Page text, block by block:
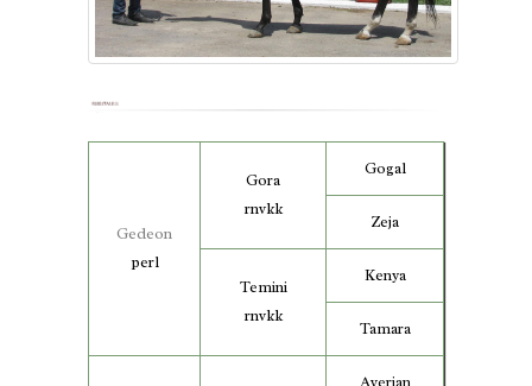
Gedeon
perl
Gora
rnvkk
Gogal
Zeja
Temini
rnvkk
Kenya
Tamara
Averjan